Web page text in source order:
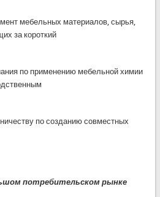
мебельных материалов, сырья,
за короткий
по применению мебельной химии
по созданию совместных
потребительском рынке